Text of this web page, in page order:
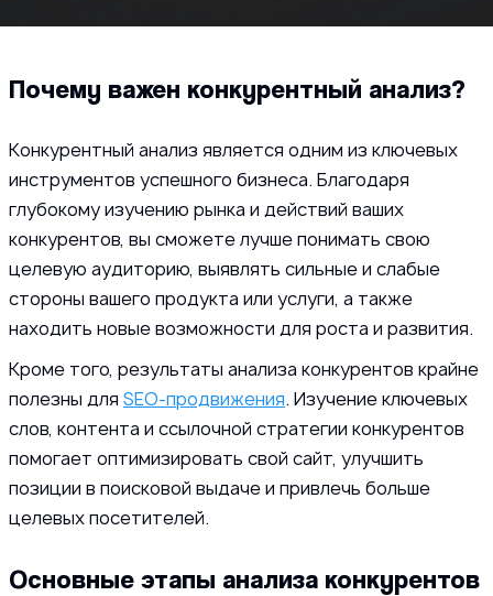
Почему важен конкурентный анализ?
Конкурентный анализ является одним из ключевых
инструментов успешного бизнеса. Благодаря
глубокому изучению рынка и действий ваших
конкурентов, вы сможете лучше понимать свою
целевую аудиторию, выявлять сильные и слабые
стороны вашего продукта или услуги, а также
находить новые возможности для роста и развития.
Кроме того, результаты анализа конкурентов крайне
полезны для SEO-продвижения. Изучение ключевых
слов, контента и ссылочной стратегии конкурентов
помогает оптимизировать свой сайт, улучшить
позиции в поисковой выдаче и привлечь больше
целевых посетителей.
Основные этапы анализа конкурентов